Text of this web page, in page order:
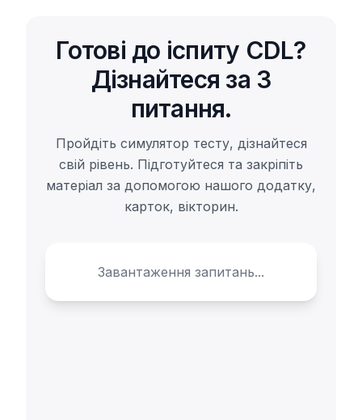
Готові до іспиту CDL?
Дізнайтеся за 3
питання.
Пройдіть симулятор тесту, дізнайтеся
свій рівень. Підготуйтеся та закріпіть
матеріал за допомогою нашого додатку,
карток, вікторин.
Завантаження запитань...